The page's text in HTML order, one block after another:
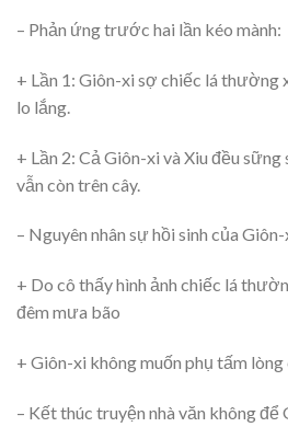
– Phản ứng trước hai lần kéo mành:
+ Lần 1: Giôn-xi sợ chiếc lá thường
lo lắng.
+ Lần 2: Cả Giôn-xi và Xiu đều sững
vẫn còn trên cây.
– Nguyên nhân sự hồi sinh của
+ Do cô thấy hình ảnh chiếc lá
đêm mưa bão
+ Giôn-xi không muốn phụ tấm
– Kết thúc truyện nhà văn không để